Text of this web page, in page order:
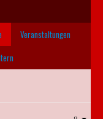
Veranstaltungen